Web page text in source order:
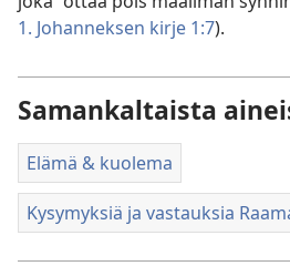
1. Johanneksen kirje 1:7).
Samankaltaista
Elämä & kuolema
Kysymyksiä ja vastauksia